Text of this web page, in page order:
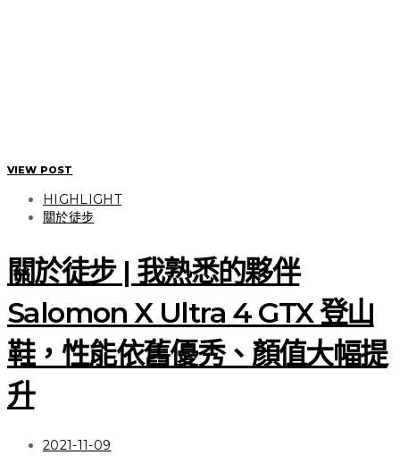
VIEW POST
HIGHLIGHT
關於徒步
關於徒步 | 我熟悉的夥伴
Salomon X Ultra 4 GTX 登山
鞋，性能依舊優秀、顏值大幅提
升
2021-11-09